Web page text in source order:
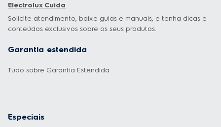
Electrolux Cuida
Solicite atendimento, baixe guias e manuais, e tenha dicas e
conteúdos exclusivos sobre os seus produtos.
Garantia estendida
Tudo sobre Garantia Estendida
Especiais